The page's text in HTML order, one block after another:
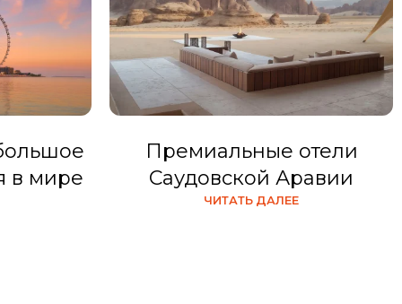
в мире
Премиальные отели
Саудовской Аравии
ЧИТАТЬ ДАЛЕЕ